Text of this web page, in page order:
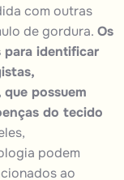
com outras
de gordura. Os
para identificar
possuem
do tecido
podem
ao